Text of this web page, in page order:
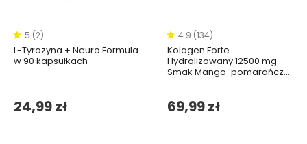
5 (2)
L-Tyrozyna + Neuro Formula
w 90 kapsułkach
24,99 zł
4.9 (134)
Kolagen Forte
Hydrolizowany 12500 mg
Smak Mango-pomarańcza
69,99 zł